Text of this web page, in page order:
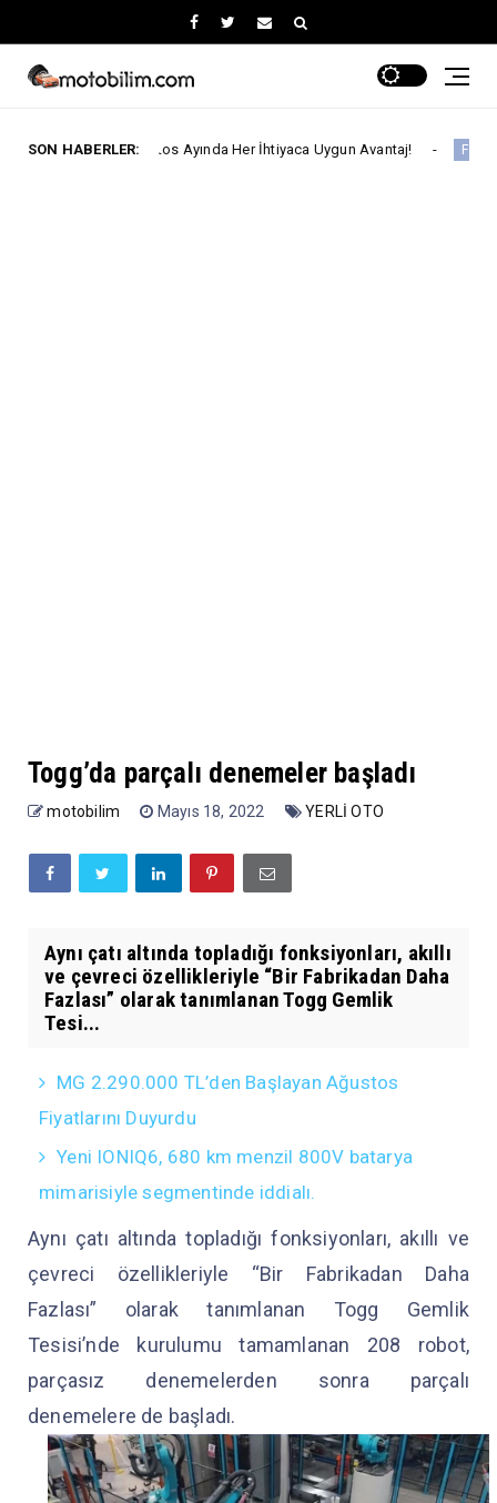
SON HABERLER:
Ağustos Ayında Her İhtiyaca Uygun Avantaj! Ford Trucks Ford
Togg’da parçalı denemeler başladı
motobilim Mayıs 18, 2022 YERLİ OTO
Aynı çatı altında topladığı fonksiyonları, akıllı
ve çevreci özellikleriyle “Bir Fabrikadan Daha
Fazlası” olarak tanımlanan Togg Gemlik
Tesi...
MG 2.290.000 TL’den Başlayan Ağustos
Fiyatlarını Duyurdu
Yeni IONIQ6, 680 km menzil 800V batarya
mimarisiyle segmentinde iddialı.
Aynı çatı altında topladığı fonksiyonları, akıllı ve
çevreci özellikleriyle “Bir Fabrikadan Daha
Fazlası” olarak tanımlanan Togg Gemlik
Tesisi’nde kurulumu tamamlanan 208 robot,
parçasız denemelerden sonra parçalı
denemelere de başladı.